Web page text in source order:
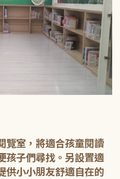
覽室，將適合孩童閱讀
孩子們尋找。另設置適
供小小朋友舒適自在的